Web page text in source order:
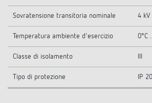
Sovratensione transitoria nominale 4 kV
Temperatura ambiente d'esercizio 0°C
Classe di isolamento
Tipo di protezione IP 20